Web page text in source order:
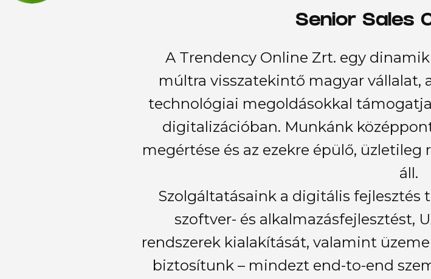
Senior Sales
A Trendency Online Zrt. egy
múltra visszatekintő magyar vállalat,
technológiai megoldásokkal
digitalizációban. Munkánk
megértése és az ezekre épülő,
áll.
Szolgáltatásaink a digitális fejlesztés
szoftver- és alkalmazásfejlesztést,
rendszerek kialakítását, valamint
biztosítunk – mindezt end-to-end